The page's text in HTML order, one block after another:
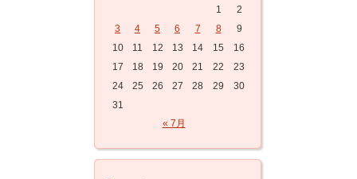
1
2
3
4 5 6 7 8
9
10
11 12 13 14 15
16
17
18 19 20 21 22
23
24
25 26 27 28 29
30
31
« 7月